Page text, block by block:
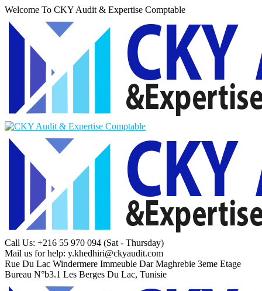
Welcome To CKY Audit & Expertise Comptable
Call Us: +216 55 970 094 (Sat - Thursday)
Mail us for help: y.khedhiri@ckyaudit.com
Rue Du Lac Windermere Immeuble Dar Maghrebie 3eme Etage
Bureau N°b3.1 Les Berges Du Lac, Tunisie